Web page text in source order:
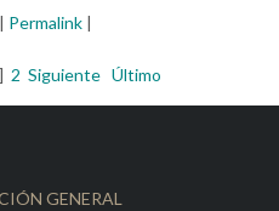
| Permalink |
2 Siguiente Último
GENERAL